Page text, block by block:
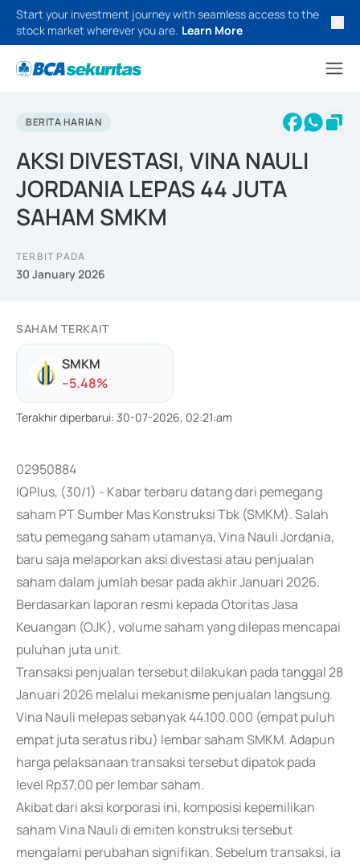
Start your investment journey with seamless access to the
stock market wherever you are. Learn More
BERITA HARIAN
AKSI DIVESTASI, VINA NAULI
JORDANIA LEPAS 44 JUTA
SAHAM SMKM
TERBIT PADA
30 January 2026
SAHAM TERKAIT
SMKM
--5.48%
Terakhir diperbarui: 30-07-2026, 02:21:am
02950884
IQPlus, (30/1) - Kabar terbaru datang dari pemegang
saham PT Sumber Mas Konstruksi Tbk (SMKM). Salah
satu pemegang saham utamanya, Vina Nauli Jordania,
baru saja melaporkan aksi divestasi atau penjualan
saham dalam jumlah besar pada akhir Januari 2026.
Berdasarkan laporan resmi kepada Otoritas Jasa
Keuangan (OJK), volume saham yang dilepas mencapai
puluhan juta unit.
Transaksi penjualan tersebut dilakukan pada tanggal 28
Januari 2026 melalui mekanisme penjualan langsung.
Vina Nauli melepas sebanyak 44.100.000 (empat puluh
empat juta seratus ribu) lembar saham SMKM. Adapun
harga pelaksanaan transaksi tersebut dipatok pada
level Rp37,00 per lembar saham.
Akibat dari aksi korporasi ini, komposisi kepemilikan
saham Vina Nauli di emiten konstruksi tersebut
mengalami perubahan signifikan. Sebelum transaksi, ia